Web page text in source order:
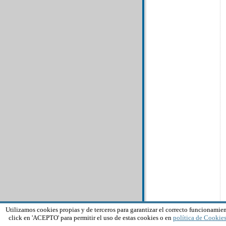
Utilizamos cookies propias y de terceros para garantizar el correcto
click en 'ACEPTO' para permitir el uso de estas cookies o en política de Cookies